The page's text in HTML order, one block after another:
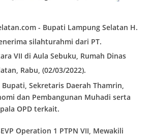
- Bupati Lampung Selatan H.
silahturahmi dari PT.
VII di Aula Sebuku, Rumah Dinas
Rabu, (02/03/2022).
Sekretaris Daerah Thamrin,
dan Pembangunan Muhadi serta
OPD terkait.
Operation 1 PTPN VII, Mewakili